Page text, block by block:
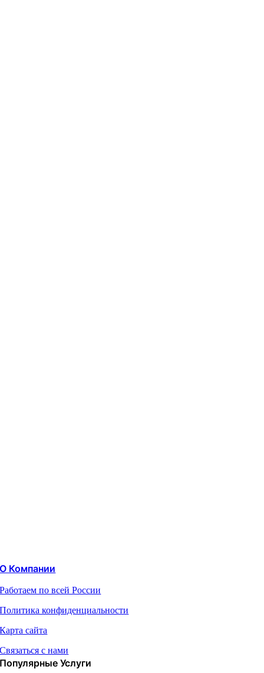
О Компании
Работаем по всей России
Политика конфиденциальности
Карта сайта
Связаться с нами
Популярные Услуги